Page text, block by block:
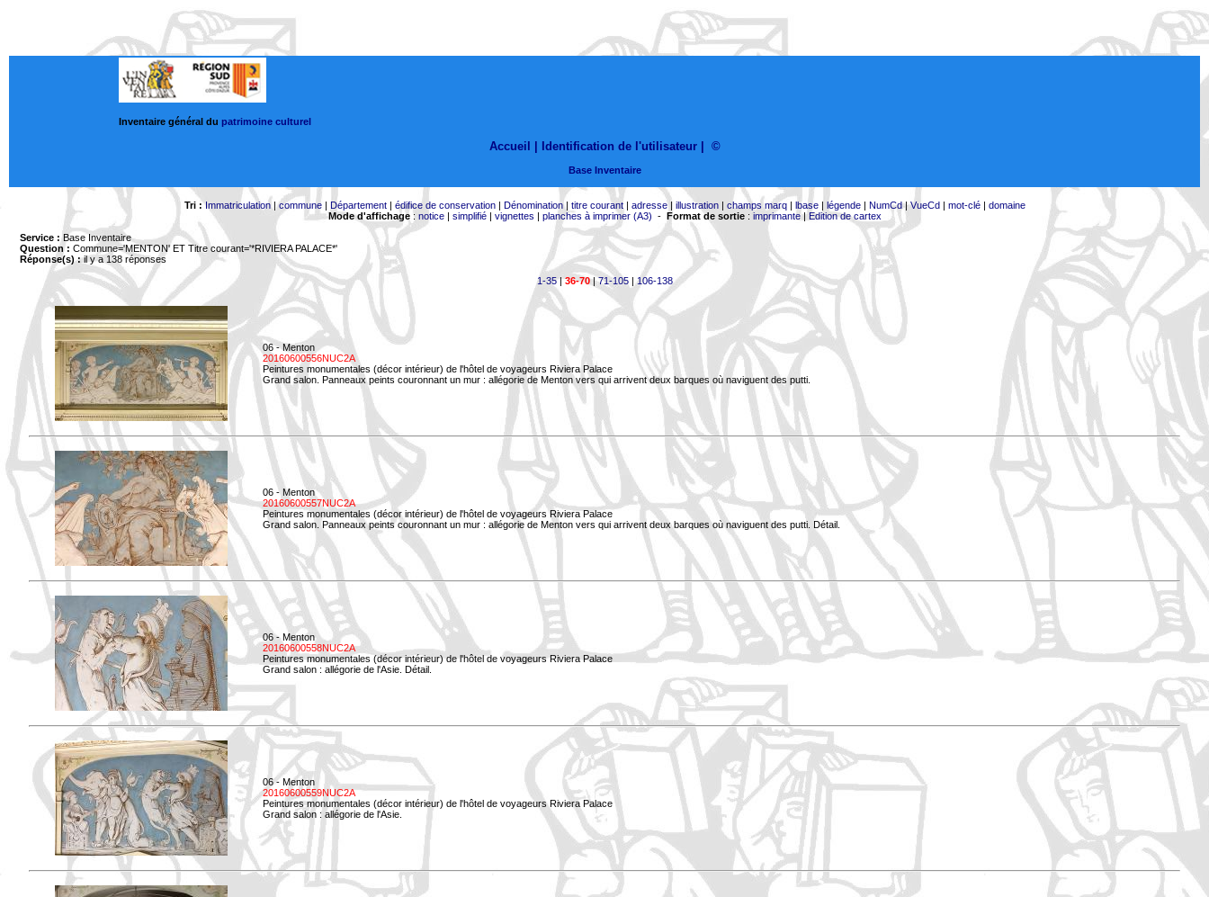
Inventaire général du patrimoine culturel
Accueil | Identification de l'utilisateur ©
Base Inventaire
Tri : Immatriculation|commune| Département| édifice de conservation| Dénomination| titre courant| adresse| illustration| champs marq| lbase| légende| NumCd|VueCd| mot-clé| domaine
Mode d'affichage: notice| simplifié| vignettes | planches à imprimer (A3) - Format de sortie: imprimante|Edition de cartex
Service : Base Inventaire
Question : Commune='MENTON' ET Titre courant='*RIVIERA PALACE*'
Réponse(s) :il y a 138 réponses
1-35|36-70|71-105| 106-138
06 - Menton
20160600556NUC2A
Peintures monumentales (décor intérieur) de l'hôtel de voyageurs Riviera Palace
Grand salon. Panneaux peints couronnant un mur : allégorie de Menton vers qui arrivent deux barques où naviguent des putti.
06 - Menton
20160600557NUC2A
Peintures monumentales (décor intérieur) de l'hôtel de voyageurs Riviera Palace
Grand salon. Panneaux peints couronnant un mur : allégorie de Menton vers qui arrivent deux barques où naviguent des putti. Détail.
06 - Menton
20160600558NUC2A
Peintures monumentales (décor intérieur) de l'hôtel de voyageurs Riviera Palace
Grand salon : allégorie de l'Asie. Détail.
06 - Menton
20160600559NUC2A
Peintures monumentales (décor intérieur) de l'hôtel de voyageurs Riviera Palace
Grand salon : allégorie de l'Asie.